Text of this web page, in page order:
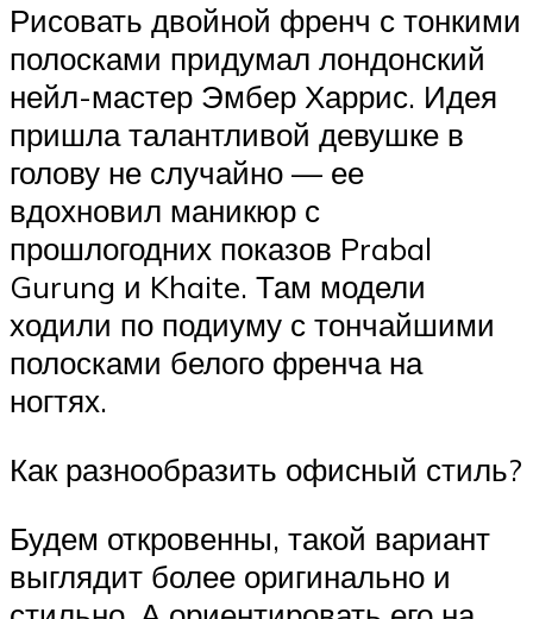
Рисовать двойной френч с тонкими
полосками придумал лондонский
нейл-мастер Эмбер Харрис. Идея
пришла талантливой девушке в
голову не случайно — ее
вдохновил маникюр с
прошлогодних показов Prabal
Gurung и Khaite. Там модели
ходили по подиуму с тончайшими
полосками белого френча на
ногтях.
Как разнообразить офисный стиль?
Будем откровенны, такой вариант
выглядит более оригинально и